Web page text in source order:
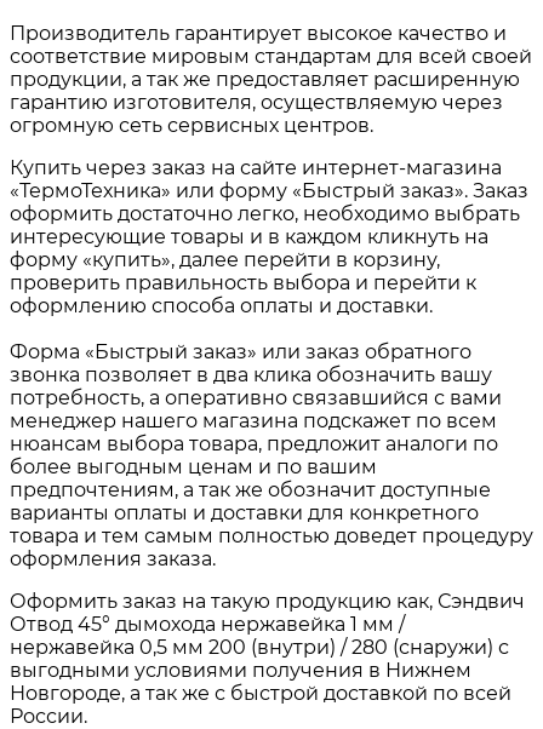
Производитель гарантирует высокое качество и
соответствие мировым стандартам для всей своей
продукции, а так же предоставляет расширенную
гарантию изготовителя, осуществляемую через
огромную сеть сервисных центров.
Купить через заказ на сайте интернет-магазина
«ТермоТехника» или форму «Быстрый заказ». Заказ
оформить достаточно легко, необходимо выбрать
интересующие товары и в каждом кликнуть на
форму «купить», далее перейти в корзину,
проверить правильность выбора и перейти к
оформлению способа оплаты и доставки.
Форма «Быстрый заказ» или заказ обратного
звонка позволяет в два клика обозначить вашу
потребность, а оперативно связавшийся с вами
менеджер нашего магазина подскажет по всем
нюансам выбора товара, предложит аналоги по
более выгодным ценам и по вашим
предпочтениям, а так же обозначит доступные
варианты оплаты и доставки для конкретного
товара и тем самым полностью доведет процедуру
оформления заказа.
Оформить заказ на такую продукцию как, Сэндвич
Отвод 45° дымохода нержавейка 1 мм /
нержавейка 0,5 мм 200 (внутри) / 280 (снаружи) с
выгодными условиями получения в Нижнем
Новгороде, а так же с быстрой доставкой по всей
России.